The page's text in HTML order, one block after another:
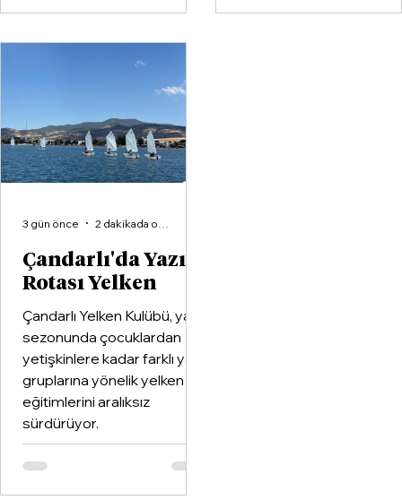
buluştu.
Spor Kulübü ile İzmir'in en
Çandarlı'da Yazın
Rotası Yelken
Çandarlı Yelken Kulübü, yaz
sezonunda çocuklardan
yetişkinlere kadar farklı yaş
gruplarına yönelik yelken
eğitimlerini aralıksız
sürdürüyor.
3 gün önce